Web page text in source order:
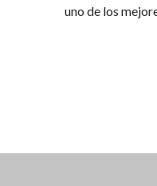
uno de los